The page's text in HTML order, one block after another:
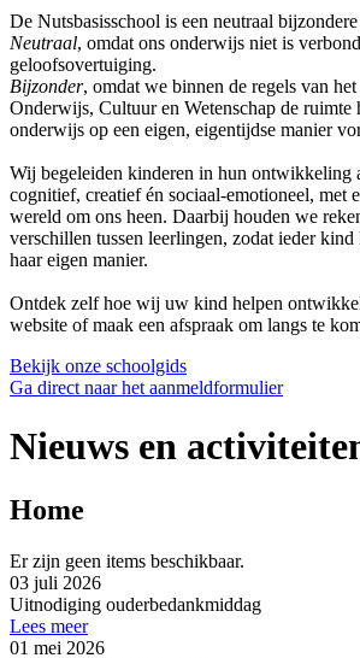
De Nutsbasisschool is een neutraal
Neutraal, omdat ons onderwijs niet is
geloofsovertuiging.
Bijzonder, omdat we binnen de regels van
Onderwijs, Cultuur en Wetenschap de ruimte
onderwijs op een eigen, eigentijdse manier
Wij begeleiden kinderen in hun ontwikkeling
cognitief, creatief én sociaal-emotioneel, met
wereld om ons heen. Daarbij houden we
verschillen tussen leerlingen, zodat ieder
haar eigen manier.
Ontdek zelf hoe wij uw kind helpen
website of maak een afspraak om langs te
Bekijk onze schoolgids
Ga direct naar het aanmeldformulier
Nieuws en
Home
Er zijn geen items beschikbaar.
03 juli 2026
Uitnodiging ouderbedankmiddag
Lees meer
01 mei 2026